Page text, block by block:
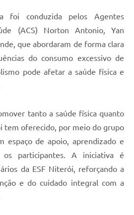
foi conduzida pelos Agentes
(ACS) Norton Antonio, Yan
que abordaram de forma clara
do consumo excessivo de
pode afetar a saúde física e
tanto a saúde física quanto
tem oferecido, por meio do grupo
espaço de apoio, aprendizado e
os participantes. A iniciativa é
da ESF Niterói, reforçando a
e do cuidado integral com a